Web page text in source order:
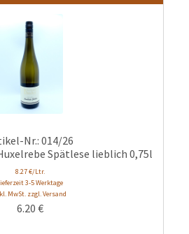
Nr.: 014/26
Spätlese lieblich 0,75l
8.27 €/Ltr.
3-5 Werktage
MwSt. zzgl. Versand
6.20 €